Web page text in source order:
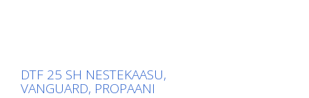
DTF 25 SH NESTEKAASU,
VANGUARD, PROPAANI